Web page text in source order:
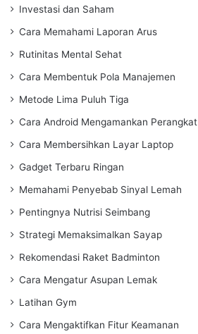
Investasi dan Saham
Cara Memahami Laporan Arus
Rutinitas Mental Sehat
Cara Membentuk Pola Manajemen
Metode Lima Puluh Tiga
Cara Android Mengamankan Perangkat
Cara Membersihkan Layar Laptop
Gadget Terbaru Ringan
Memahami Penyebab Sinyal Lemah
Pentingnya Nutrisi Seimbang
Strategi Memaksimalkan Sayap
Rekomendasi Raket Badminton
Cara Mengatur Asupan Lemak
Latihan Gym
Cara Mengaktifkan Fitur Keamanan